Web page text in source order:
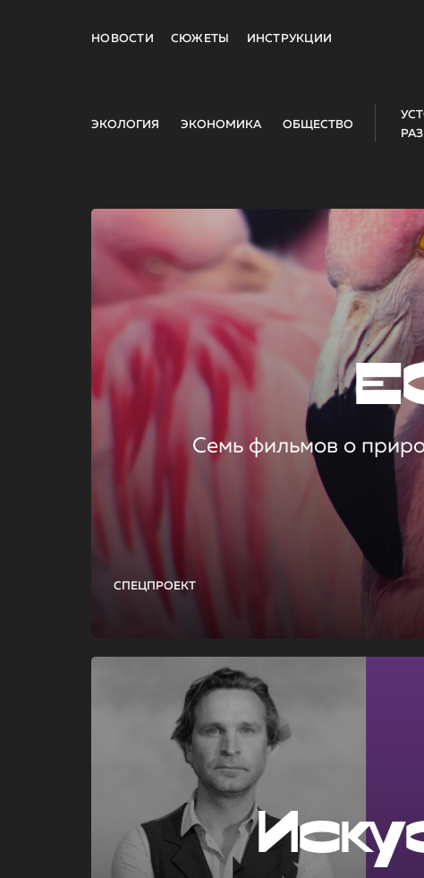
НОВОСТИ СЮЖЕТЫ ИНСТРУКЦИИ
ЭКОЛОГИЯ ЭКОНОМИКА ОБЩЕСТВО
СПЕЦПРОЕКТ
Семь фильмов о